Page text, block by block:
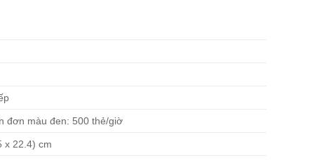
đơn màu đen: 500 thẻ/giờ
x 22.4) cm